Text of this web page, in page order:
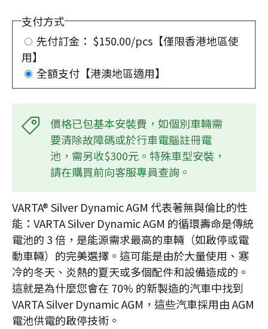
支付方式
先付訂金： $150.00/pcs【僅限香港地區使
用】
全額支付【港澳地區適用】
價格已包基本安裝費，如個別車輛需
要清除故障碼或於行車電腦註冊電
池，需另收$300元。特殊車型安裝，
請在購買前向客服專員查詢。
VARTA® Silver Dynamic AGM 代表著無與倫比的性
能：VARTA Silver Dynamic AGM 的循環壽命是傳統
電池的 3 倍，是能源需求最高的車輛（如啟停或電
動車輛）的完美選擇。這可能是由於大量使用、寒
冷的冬天、炎熱的夏天或多個配件和設備造成的。
這就是為什麼您會在 70% 的新製造的汽車中找到
VARTA Silver Dynamic AGM，這些汽車採用由 AGM
電池供電的啟停技術。